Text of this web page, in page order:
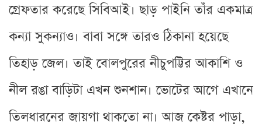
গ্রেফতার করেছে সিবিআই। ছাড় পাইনি তাঁর একমাত্র
কন্যা সুকন্যাও। বাবা সঙ্গে তারও ঠিকানা হয়েছে
তিহাড় জেল। তাই বোলপুরের নীচুপট্টির আকাশি ও
নীল রঙা বাড়িটা এখন শুনশান। ভোটের আগে এখানে
তিলধারনের জায়গা থাকতো না। আজ কেষ্টর পাড়া,